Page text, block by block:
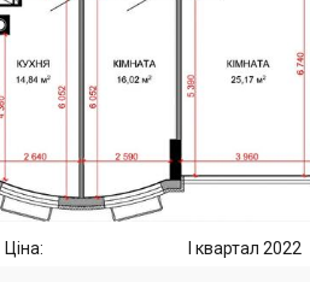
Ціна: I квартал 2022